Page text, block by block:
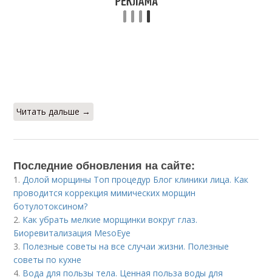
Читать дальше →
Последние обновления на сайте:
1.Долой морщины Топ процедур Блог клиники лица. Как
проводится коррекция мимических морщин
ботулотоксином?
2. Как убрать мелкие морщинки вокруг глаз.
Биоревитализация MesoEye
3. Полезные советы на все случаи жизни. Полезные
советы по кухне
4. Вода для пользы тела. Ценная польза воды для